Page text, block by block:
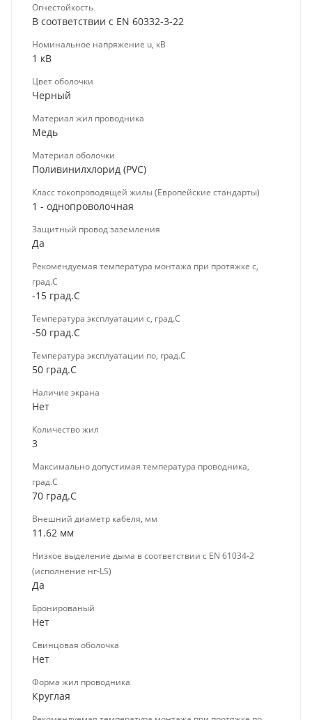
Огнестойкость
В соответствии с EN 60332-3-22
Номинальное напряжение u, кВ
1 кВ
Цвет оболочки
Черный
Материал жил проводника
Медь
Материал оболочки
Поливинилхлорид (PVC)
Класс токопроводящей жилы (Европейские стандарты)
1 - однопроволочная
Защитный провод заземления
Да
Рекомендуемая температура монтажа при протяжке с,
град.C
-15 град.C
Температура эксплуатации с, град.C
-50 град.C
Температура эксплуатации по, град.C
50 град.C
Наличие экрана
Нет
Количество жил
3
Максимально допустимая температура проводника,
град.C
70 град.C
Внешний диаметр кабеля, мм
11.62 мм
Низкое выделение дыма в соответствии с EN 61034-2
(исполнение нг-LS)
Да
Бронированый
Нет
Свинцовая оболочка
Нет
Форма жил проводника
Круглая